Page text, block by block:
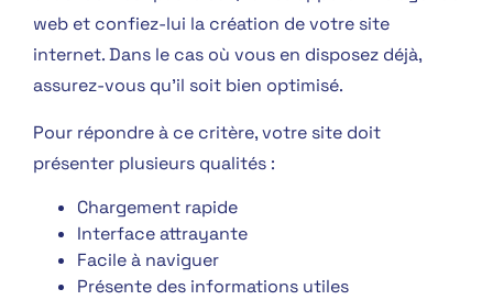
web et confiez-lui la création de votre site
internet. Dans le cas où vous en disposez déjà,
assurez-vous qu’il soit bien optimisé.
Pour répondre à ce critère, votre site doit
présenter plusieurs qualités :
Chargement rapide
Interface attrayante
Facile à naviguer
Présente des informations utiles